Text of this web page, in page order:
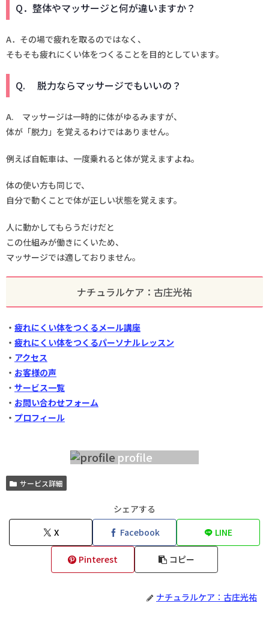
Q．整体やマッサージと何が違いますか？
A．その場で疲れを取るのではなく、
そもそも疲れにくい体をつくることを目的としています。
Q. 脱力ならマッサージでもいいの？
A. マッサージは一時的に体がゆるみますが、
体が「脱力」を覚えるわけではありません。
例えば自転車は、一度乗れると体が覚えますよね。
体の使い方も同じで、
自分で動くことで体が正しい状態を覚えます。
人に動かしてもらうだけだと
この仕組みが働きにくいため、
マッサージでは適しておりません。
ナチュラルケア：古庄光祐
・ 疲れにくい体をつくるメール講座
・ 疲れにくい体をつくるパーソナルレッスン
・ アクセス
・ お客様の声
・ サービス一覧
・ お問い合わせフォーム
・ プロフィール
profile
サービス詳細
シェアする
X
Facebook LINE
Pinterest コピー
ナチュラルケア：古庄光祐